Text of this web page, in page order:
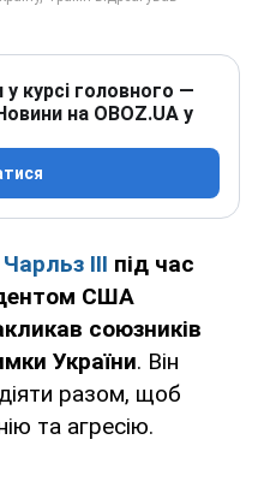
курсі головного —
на OBOZ.UA у
Чарльз III під час
США
союзників
України. Він
разом, щоб
та агресію.